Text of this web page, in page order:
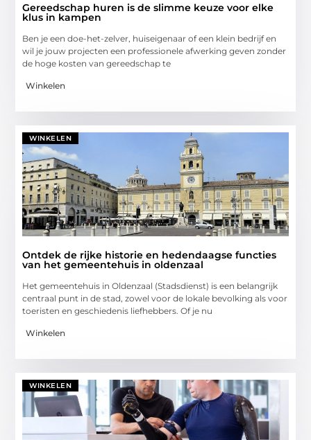
Gereedschap huren is de slimme keuze voor elke
klus in kampen
Ben je een doe-het-zelver, huiseigenaar of een klein bedrijf en
wil je jouw projecten een professionele afwerking geven zonder
de hoge kosten van gereedschap te
Winkelen
WINKELEN
Ontdek de rijke historie en hedendaagse functies
van het gemeentehuis in oldenzaal
Het gemeentehuis in Oldenzaal (Stadsdienst) is een belangrijk
centraal punt in de stad, zowel voor de lokale bevolking als voor
toeristen en geschiedenis liefhebbers. Of je nu
Winkelen
WINKELEN